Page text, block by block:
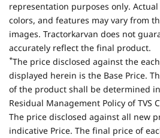
representation purposes only.
colors, and features may vary from
images. Tractorkarvan does not
accurately reflect the final product.
*The price disclosed against the
displayed herein is the Base Price.
of the product shall be determined
Residual Management Policy of TVS
The price disclosed against all new
indicative Price. The final price of